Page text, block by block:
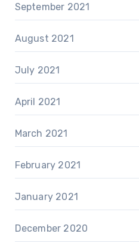
September 2021
August 2021
July 2021
April 2021
March 2021
February 2021
January 2021
December 2020